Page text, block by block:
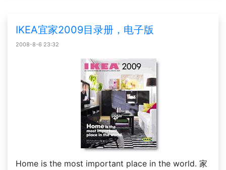
IKEA宜家2009目录册，电子版
2008-8-6 23:32
Home is the most important place in the world. 家